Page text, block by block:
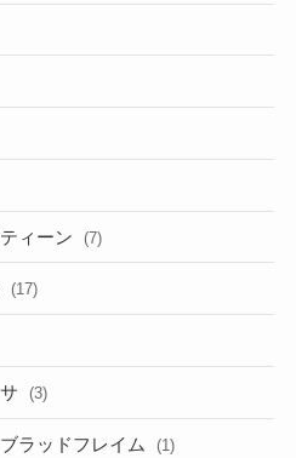
ィーン (7)
(17)
(3)
ラッドフレイム (1)